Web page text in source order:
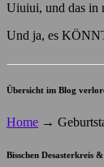
Uiuiui, und das in
Und ja, es
Übersicht im Blog
Home →
Bisschen Desasterkreis